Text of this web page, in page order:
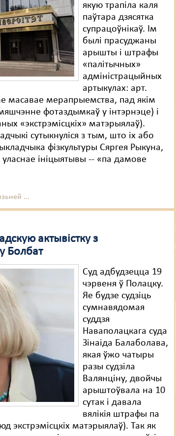
якую трапіла каля
паўтара дзясятка
супрацоўнікаў. Ім
былі прасуджаны
арышты і штрафы
«палітычных»
адміністрацыйных
артыкулах: арт.
масавае мерапрыемства, пад якім
фотаздымкаў у інтэрнэце) і
«экстрэмісцкіх» матэрыялаў).
сутыкнуліся з тым, што іх або
фізкультуры Сяргея Рыкуна,
ініцыятывы -- «па дамове
...
актывістку з
Болбат
Суд адбудзецца 19
чэрвеня ў Полацку.
Яе будзе судзіць
сумнавядомая
суддзя
Наваполацкага суда
Зінаіда Балаболава,
якая ўжо чатыры
разы судзіла
Валянціну, двойчы
арыштоўвала на 10
сутак і давала
вялікія штрафы па
экстрэмісцкіх матэрыялаў). Так як